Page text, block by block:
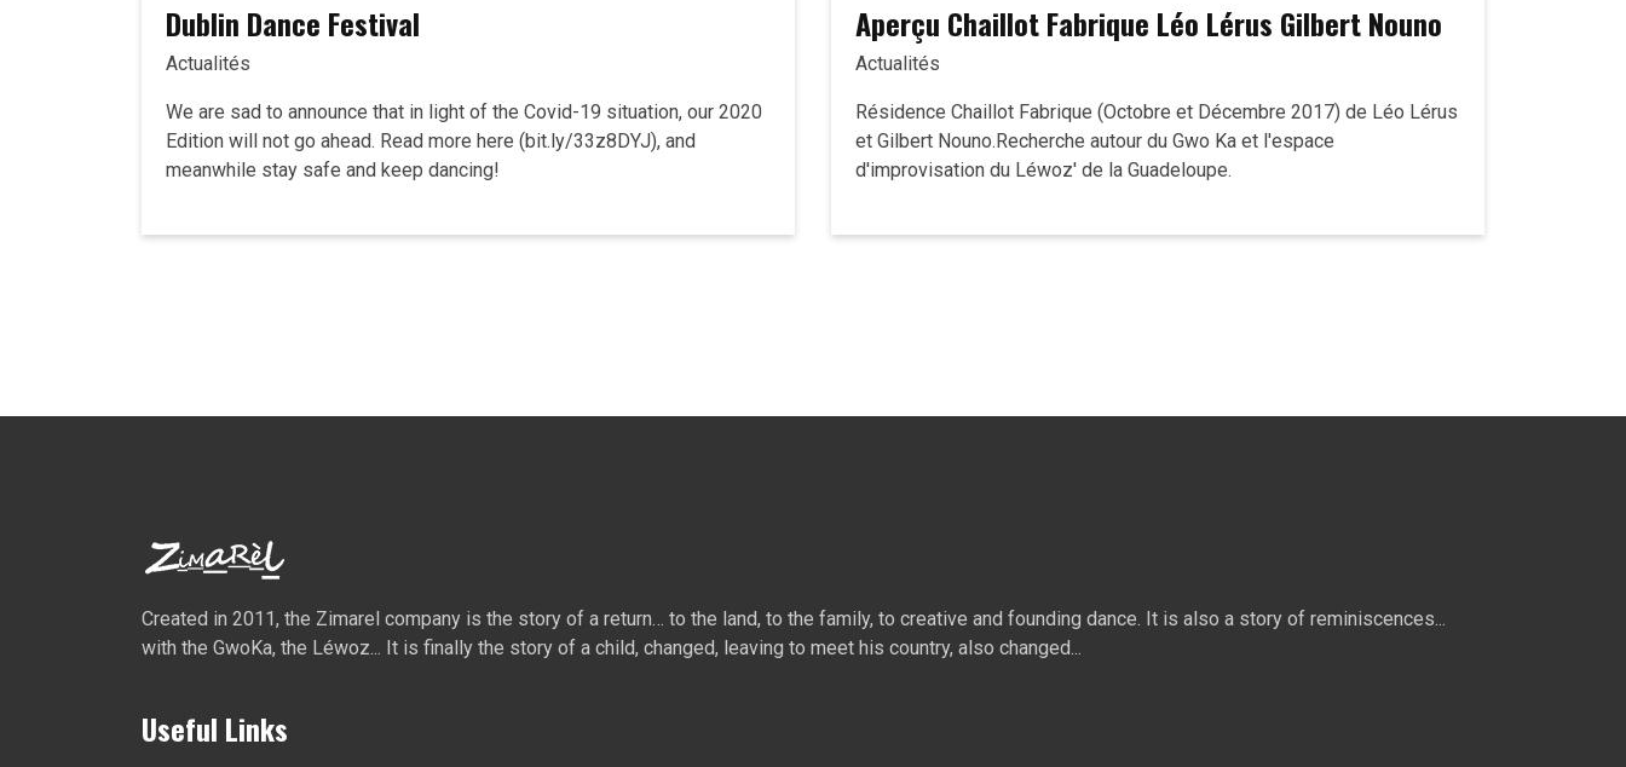
Dublin Dance Festival
Actualités
We are sad to announce that in light of the Covid-19 situation, our 2020
Edition will not go ahead. Read more here (bit.ly/33z8DYJ), and
meanwhile stay safe and keep dancing!
Aperçu Chaillot Fabrique Léo Lérus Gilbert Nouno
Actualités
Résidence Chaillot Fabrique (Octobre et Décembre 2017) de Léo Lérus
et Gilbert Nouno.Recherche autour du Gwo Ka et l'espace
d'improvisation du Léwoz' de la Guadeloupe.
Created in 2011, the Zimarel company is the story of a return… to the land, to the family, to creative and founding dance. It is also a story of reminiscences...
with the GwoKa, the Léwoz... It is finally the story of a child, changed, leaving to meet his country, also changed...
Useful Links